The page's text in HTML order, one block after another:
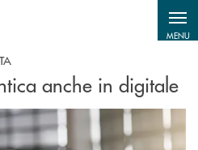
MENU
anche in digitale